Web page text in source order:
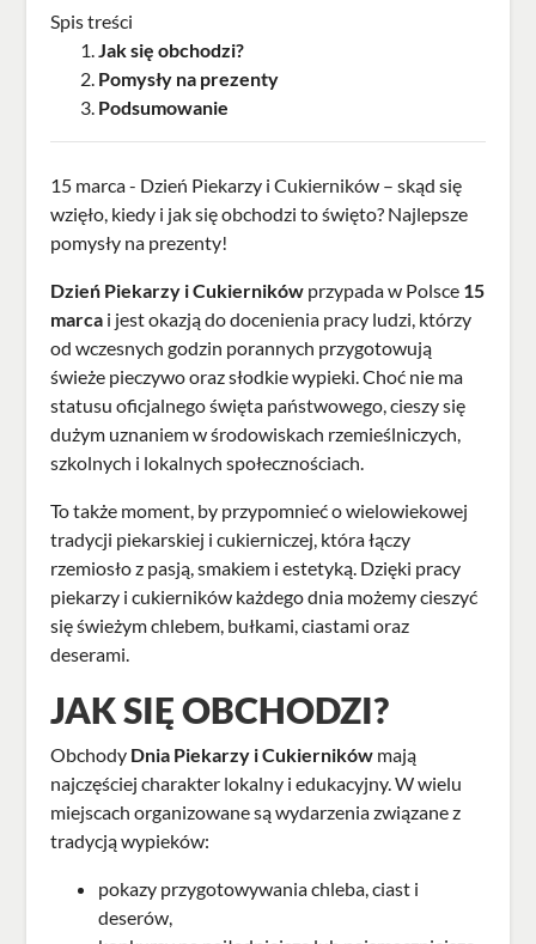
Spis treści
Jak się obchodzi?
Pomysły na prezenty
Podsumowanie
15 marca - Dzień Piekarzy i Cukierników – skąd się
wzięło, kiedy i jak się obchodzi to święto? Najlepsze
pomysły na prezenty!
Dzień Piekarzy i Cukierników przypada w Polsce 15
marca i jest okazją do docenienia pracy ludzi, którzy
od wczesnych godzin porannych przygotowują
świeże pieczywo oraz słodkie wypieki. Choć nie ma
statusu oficjalnego święta państwowego, cieszy się
dużym uznaniem w środowiskach rzemieślniczych,
szkolnych i lokalnych społecznościach.
To także moment, by przypomnieć o wielowiekowej
tradycji piekarskiej i cukierniczej, która łączy
rzemiosło z pasją, smakiem i estetyką. Dzięki pracy
piekarzy i cukierników każdego dnia możemy cieszyć
się świeżym chlebem, bułkami, ciastami oraz
deserami.
JAK SIĘ OBCHODZI?
Obchody Dnia Piekarzy i Cukierników mają
najczęściej charakter lokalny i edukacyjny. W wielu
miejscach organizowane są wydarzenia związane z
tradycją wypieków:
pokazy przygotowywania chleba, ciast i
deserów,